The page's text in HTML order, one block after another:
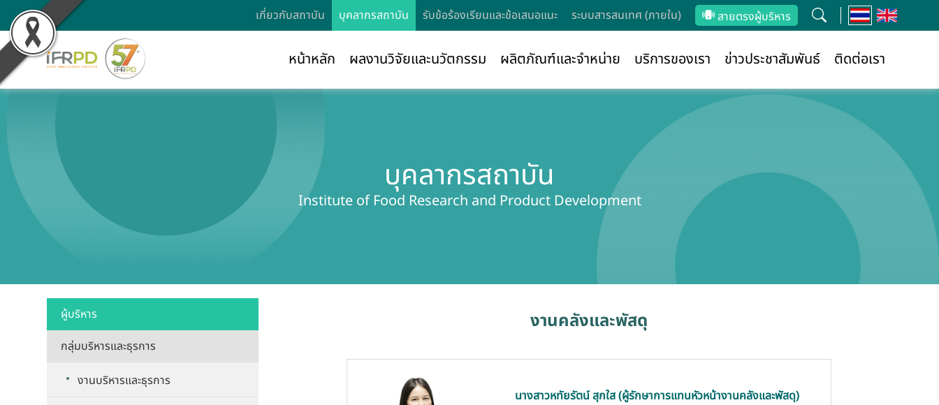
เกี่ยวกับสถาบัน บุคลากรสถาบัน รับข้อร้องเรียนและข้อเสนอแนะ ระบบสารสนเทศ (ภายใน) สายตรงผู้บริหาร
หน้าหลัก ผลงานวิจัยและนวัตกรรม ผลิตภัณฑ์และจำหน่าย บริการของเรา ข่าวประชาสัมพันธ์ ติดต่อเรา
บุคลากรสถาบัน
Institute of Food Research and Product Development
ผู้บริหาร
กลุ่มบริหารและธุรการ
งานบริหารและธุรการ
งานคลังและพัสดุ
นางสาวหทัยรัตน์ สุกใส (ผู้รักษาการแทนหัวหน้างานคลังและพัสดุ)